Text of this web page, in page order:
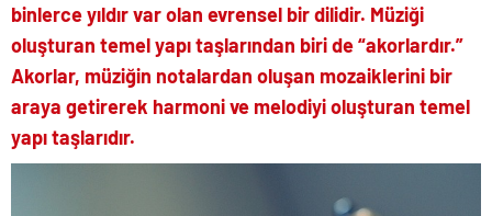
binlerce yıldır var olan evrensel bir dilidir. Müziği
oluşturan temel yapı taşlarından biri de “akorlardır.”
Akorlar, müziğin notalardan oluşan mozaiklerini bir
araya getirerek harmoni ve melodiyi oluşturan temel
yapı taşlarıdır.